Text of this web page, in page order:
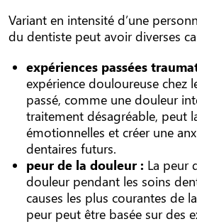
Variant en intensité d’une
du dentiste peut avoir diverses
expériences passées
expérience douloureuse chez
passé, comme une douleur
traitement désagréable, peut
émotionnelles et créer une
dentaires futurs.
peur de la douleur : La peur
douleur pendant les soins
causes les plus courantes de
peur peut être basée sur des